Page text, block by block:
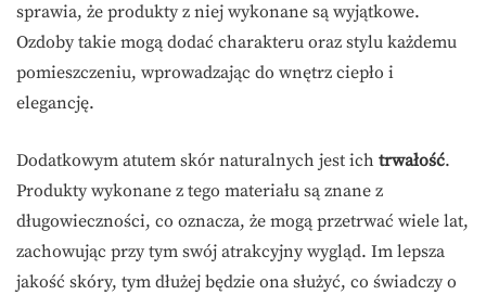
sprawia, że produkty z niej wykonane są wyjątkowe.
Ozdoby takie mogą dodać charakteru oraz stylu każdemu
pomieszczeniu, wprowadzając do wnętrz ciepło i
elegancję.
Dodatkowym atutem skór naturalnych jest ich trwałość.
Produkty wykonane z tego materiału są znane z
długowieczności, co oznacza, że mogą przetrwać wiele lat,
zachowując przy tym swój atrakcyjny wygląd. Im lepsza
jakość skóry, tym dłużej będzie ona służyć, co świadczy o